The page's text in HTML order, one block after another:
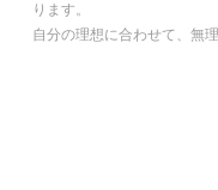
ります。
自分の理想に合わせて、無